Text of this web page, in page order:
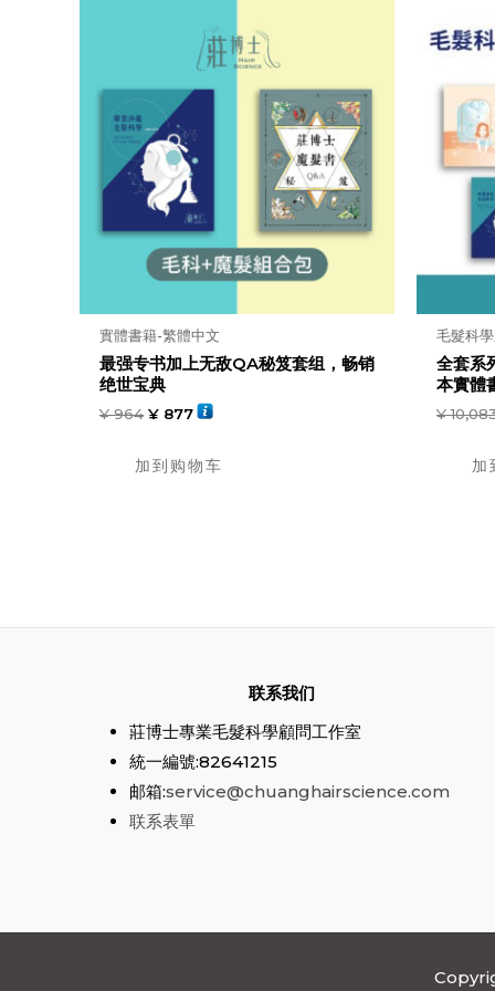
實體書籍-繁體中文
最强专书加上无敌QA秘笈套组，畅销
绝世宝典
¥964 ¥ 877
加到购物车
毛髮科
全套系
本實體
¥
加
联系我们
莊博士專業毛髮科學顧問工作室
統一編號:82641215
邮箱:service@chuanghairscience.com
联系表單